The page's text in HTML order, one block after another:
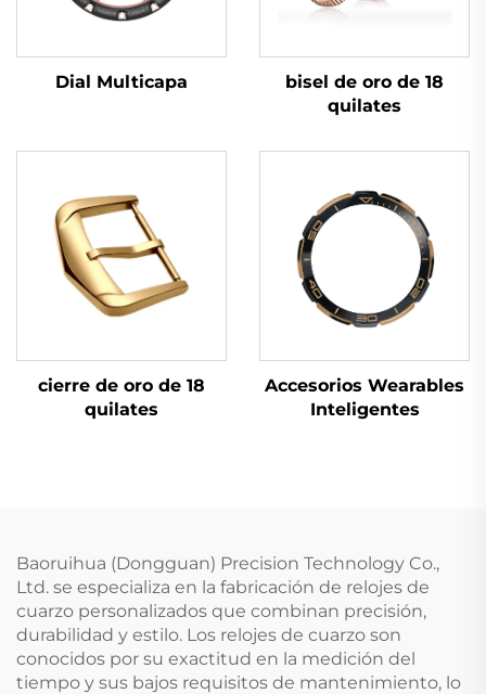
Dial Multicapa
bisel de oro de 18
quilates
cierre de oro de 18
quilates
Accesorios Wearables
Inteligentes
Baoruihua (Dongguan) Precision Technology Co.,
Ltd. se especializa en la fabricación de relojes de
cuarzo personalizados que combinan precisión,
durabilidad y estilo. Los relojes de cuarzo son
conocidos por su exactitud en la medición del
tiempo y sus bajos requisitos de mantenimiento, lo